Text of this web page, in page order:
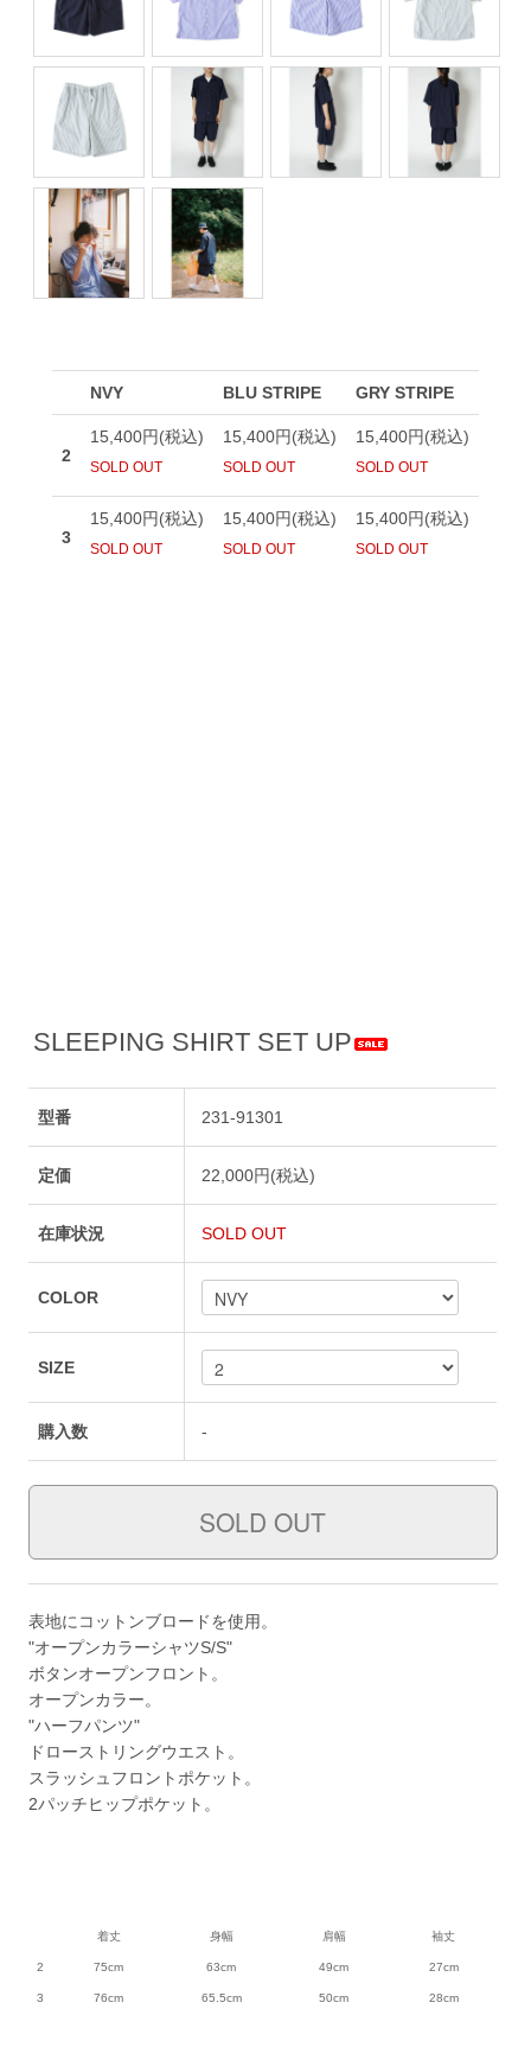
SLEEPING SHIRT SET UP
型番 231-91301
定価 22,000円(税込)
在庫状況 SOLD OUT
COLOR
SIZE
購入数 -
表地にコットンブロードを使用。
"オープンカラーシャツS/S"
ボタンオープンフロント。
オープンカラー。
"ハーフパンツ"
ドローストリングウエスト。
スラッシュフロントポケット。
2パッチヒップポケット。
着丈 身幅 肩幅 袖丈
2 75cm 63cm 49cm 27cm
3 76cm 65.5cm 50cm 28cm